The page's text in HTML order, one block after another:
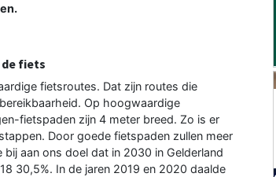
fiets
fietsroutes. Dat zijn routes die
Op hoogwaardige
fietspaden zijn 4 meter breed. Zo is er
Door goede fietspaden zullen meer
aan ons doel dat in 2030 in Gelderland
30,5%. In de jaren 2019 en 2020 daalde